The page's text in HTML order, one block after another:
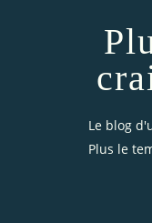
Le blog
Plus le